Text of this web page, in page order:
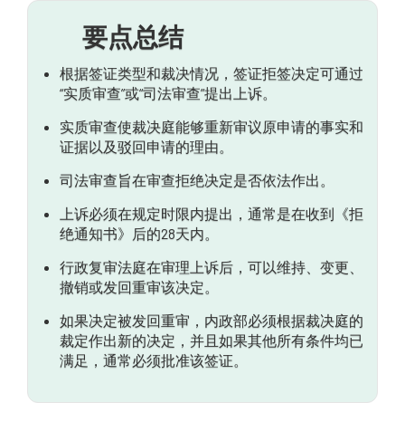
您是否在拒签上诉时限内？
澳大利亚行政复议法庭会发生什么？
仲裁庭能做什么？
我能否对仲裁庭的裁决提出上诉？
要点总结
根据签证类型和裁决情况，签证拒签决定可通过
“实质审查”或“司法审查”提出上诉。
实质审查使裁决庭能够重新审议原申请的事实和
证据以及驳回申请的理由。
司法审查旨在审查拒绝决定是否依法作出。
上诉必须在规定时限内提出，通常是在收到《拒
绝通知书》后的28天内。
行政复审法庭在审理上诉后，可以维持、变更、
撤销或发回重审该决定。
如果决定被发回重审，内政部必须根据裁决庭的
裁定作出新的决定，并且如果其他所有条件均已
满足，通常必须批准该签证。